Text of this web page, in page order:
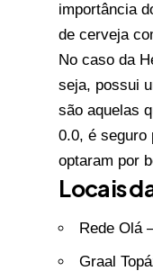
importância
de cerveja
No caso da
seja, possui
são aquelas
0.0, é seguro
optaram por
Locais
Rede Olá
Graal